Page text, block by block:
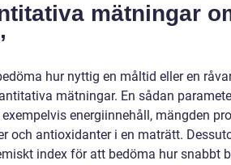
mätningar
hur nyttig en måltid eller en
mätningar. En sådan
energiinnehåll, mängden
och antioxidanter i en maträtt.
index för att bedöma hur snabbt